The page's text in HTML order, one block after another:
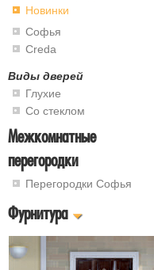
Новинки
Софья
Creda
Виды дверей
Глухие
Со стеклом
Межкомнатные
перегородки
Перегородки Софья
Фурнитура